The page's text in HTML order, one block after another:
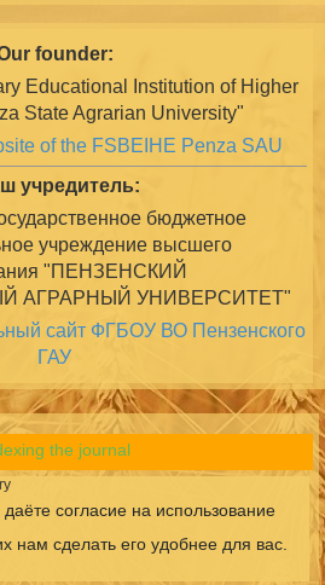
founder:
Educational Institution of Higher
State Agrarian University"
of the FSBEIHE Penza SAU
учредитель:
бюджетное
учреждение высшего
"ПЕНЗЕНСКИЙ
АГРАРНЫЙ УНИВЕРСИТЕТ"
сайт ФГБОУ ВО Пензенского
ГАУ
the journal
согласие на использование
сделать его удобнее для вас.